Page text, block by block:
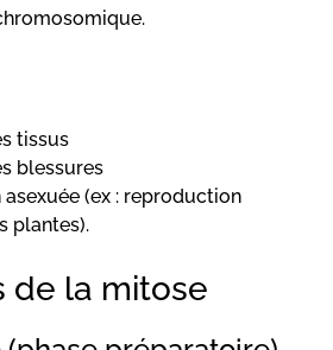
tissus
blessures
(ex : reproduction
plantes).
de la mitose